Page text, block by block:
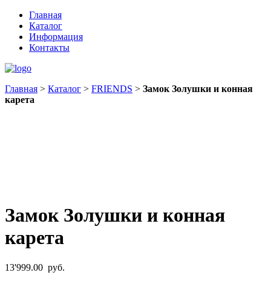
Главная
Каталог
Информация
Контакты
Главная > Каталог > FRIENDS > Замок Золушки и конная
карета
Замок Золушки и конная
карета
13'999.00 руб.